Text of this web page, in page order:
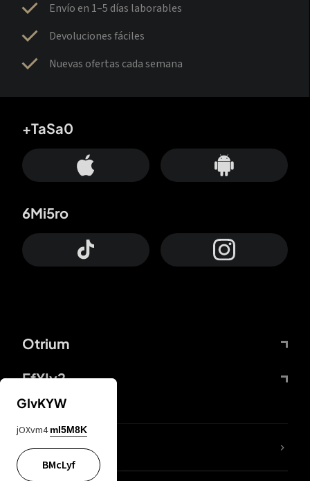
Envío en 1–5 días laborables
Devoluciones fáciles
Nuevas ofertas cada semana
Otrium
FfYIy2
+TaSa0
6Mi5ro
65A04M
GIvKYW
jOXvm4 mI5M8K
BMcLyf